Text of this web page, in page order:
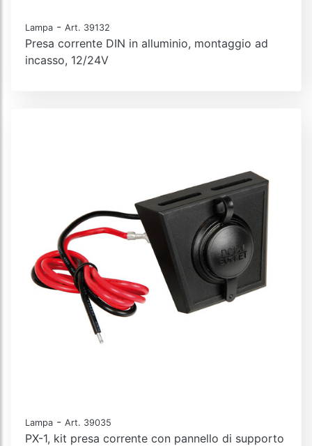
Lampa - Art. 39132
Presa corrente DIN in alluminio, montaggio ad
incasso, 12/24V
Lampa - Art. 39035
PX-1, kit presa corrente con pannello di supporto